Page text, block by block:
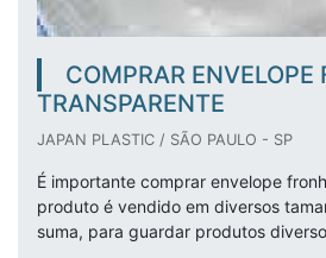
COMPRAR ENVELOPE
TRANSPARENTE
JAPAN PLASTIC / SÃO PAULO - SP
É importante comprar envelope
produto é vendido em diversos
suma, para guardar produtos